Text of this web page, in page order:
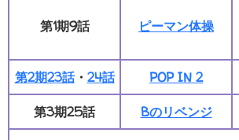
第1期9話 ピーマン体操
第2期23話・ 24話 POP IN 2
第3期25話
Bのリベンジ